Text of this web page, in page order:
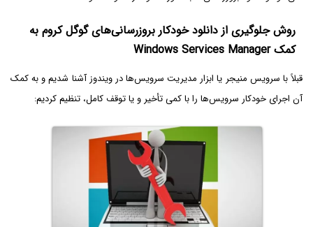
روش جلوگیری از دانلود خودکار بروزرسانی‌های گوگل کروم به
کمک Windows Services Manager
قبلاً با سرویس منیجر یا ابزار مدیریت سرویس‌ها در ویندوز آشنا شدیم و به کمک
آن اجرای خودکار سرویس‌ها را با کمی تأخیر و یا توقف کامل، تنظیم کردیم: